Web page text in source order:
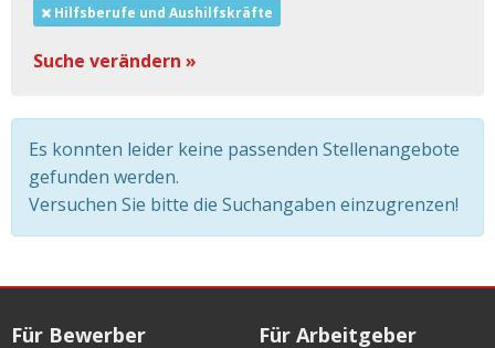
Hilfsberufe und Aushilfskräfte
Suche verändern »
Es konnten leider keine passenden Stellenangebote
gefunden werden.
Versuchen Sie bitte die Suchangaben einzugrenzen!
Für Bewerber Für Arbeitgeber